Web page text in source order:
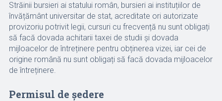
Străinii bursieri ai statului român, bursieri ai instituțiilor de
învățământ universitar de stat, acreditate ori autorizate
provizoriu potrivit legii, cursuri cu frecvență nu sunt obligați
să facă dovada achitarii taxei de studii și dovada
mijloacelor de întreținere pentru obținerea vizei, iar cei de
origine română nu sunt obligați să facă dovada mijloacelor
de întreținere.
Permisul de ședere